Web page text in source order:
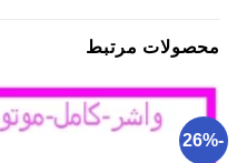
محصولات مرتبط
-26%